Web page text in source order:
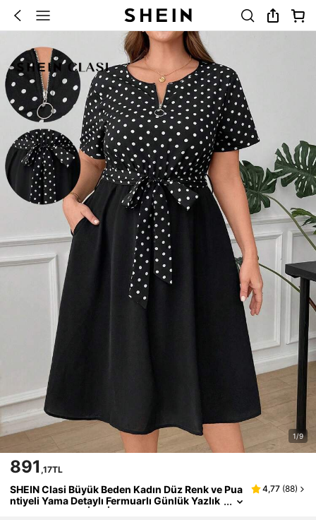
1/9
891 ,17TL
SHEIN Clasi Büyük Beden Kadın Düz Renk ve Pua
ntiyeli Yama Detaylı Fermuarlı Günlük Yazlık
Elbise, Kadınlar İçin İlkbahar Elbiseleri, Zarif
4,77 (88)